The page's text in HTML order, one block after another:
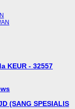
KEUR - 32557
(SANG SPESIALIS